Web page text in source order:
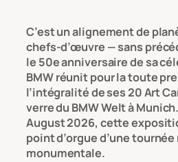
C’est un alignement de
chefs-d’œuvre — sans
le 50e anniversaire de sa
BMW réunit pour la toute
l’intégralité de ses 20 Art
verre du BMW Welt à
August 2026, cette
point d’orgue d’une
monumentale.